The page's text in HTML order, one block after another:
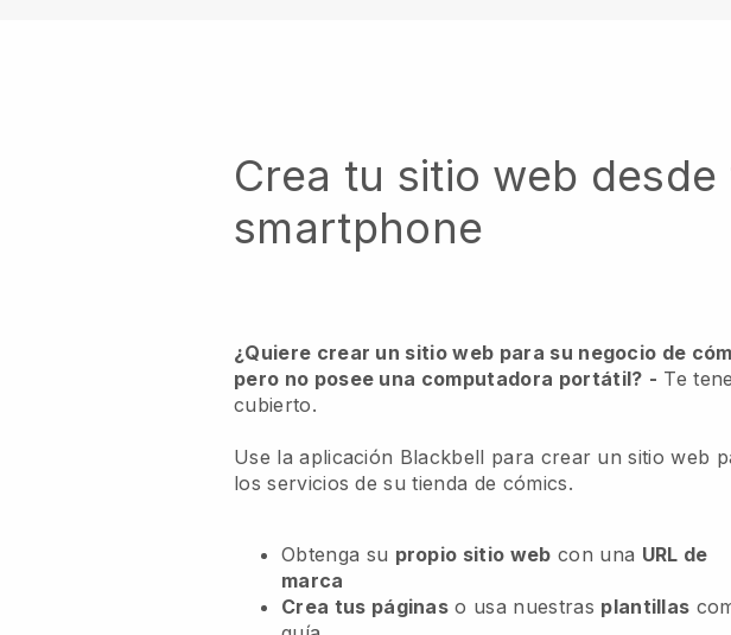
Crea tu sitio web desde
smartphone
¿Quiere crear un sitio web para su negocio de
pero no posee una computadora portátil? - Te
cubierto.
Use la aplicación Blackbell para crear un sitio web
los servicios de su tienda de cómics.
Obtenga su propio sitio web con una URL de
marca
Crea tus páginas o usa nuestras plantillas